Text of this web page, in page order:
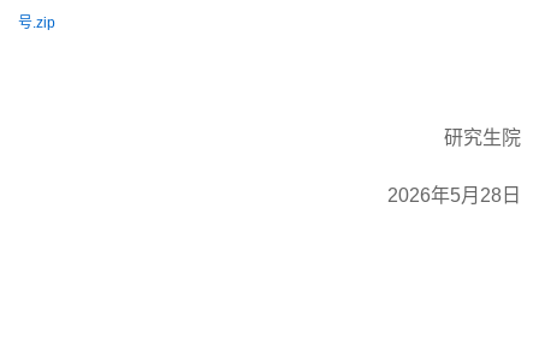
号.zip
研究生院
2026年5月 28 日